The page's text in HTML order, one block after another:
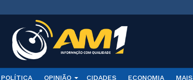
POLÍTICA OPINIÃO CIDADES ECONOMIA MAIS